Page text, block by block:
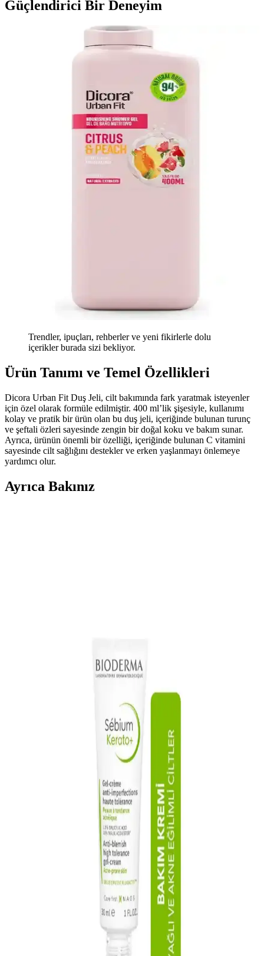
Güçlendirici Bir Deneyim
Trendler, ipuçları, rehberler ve yeni fikirlerle dolu
içerikler burada sizi bekliyor.
Ürün Tanımı ve Temel Özellikleri
Dicora Urban Fit Duş Jeli, cilt bakımında fark yaratmak isteyenler
için özel olarak formüle edilmiştir. 400 ml’lik şişesiyle, kullanımı
kolay ve pratik bir ürün olan bu duş jeli, içeriğinde bulunan turunç
ve şeftali özleri sayesinde zengin bir doğal koku ve bakım sunar.
Ayrıca, ürünün önemli bir özelliği, içeriğinde bulunan C vitamini
sayesinde cilt sağlığını destekler ve erken yaşlanmayı önlemeye
yardımcı olur.
Ayrıca Bakınız
bakım önerileriyle cilt sağlığını koruma ve akne oluşumunu azaltma
Alerji Kremleri ve Bepanthol Benzeri Ürünler: Cilt
Rahatsızlıklarına Çözüm Arayışları
Alerji kremleri, cilt tahrişi ve kızarıklığı hafifletir, Bepanthol gibi
ürünler cilt onarımını destekler, kullanımı ve dikkat edilmesi
Akne Problemi ve Cilt Jeli Kullanımı: Cilt Sağlığını
Cilt jelleri, akneye yatkın ciltlerde sebum kontrolü ve gözenek
temizliği sağlar. Doğru ürün seçimi ve düzenli kullanım, sağlıklı ve
dengeli cilt görünümüne ulaşmada önemli rol oynar.
Akne ve Siyah Nokta Sorunlarına Yönelik Yüz
Temizleyici Seçimi ve Kullanımı Rehberi
Akne ve siyah nokta sorunlarına uygun yüz temizleyicilerin
özellikleri, içerikleri ve seçim ipuçlarıyla cilt sağlığınızı koruyun ve
Allerjik Ciltler İçin Bepanthol Krem: Cilt Bariyerini
Güçlendiren ve Rahatlatıcı Etkiler